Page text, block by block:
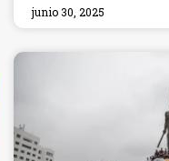
junio 30, 2025